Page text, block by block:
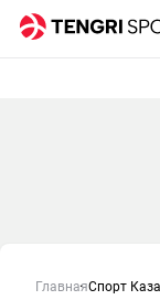
ГлавнаяСпорт